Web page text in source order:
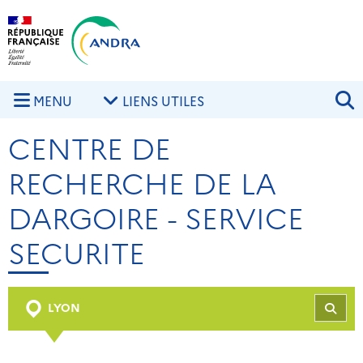
Aller au contenu principal
MENU LIENS UTILES
CENTRE DE
RECHERCHE DE LA
DARGOIRE - SERVICE
SECURITE
LYON